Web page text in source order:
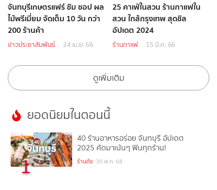
จันทบุรีเกษตรแฟร์ ชิม ชอป ผล
ไม้พรีเมี่ยม จัดเต็ม 10 วัน กว่า
200 ร้านค้า
ข่าวประชาสัมพันธ์ 24 เม.ย. 66
25 คาเฟ่ในสวน ร้านกาแฟใน
สวน ใกล้กรุงเทพ สุดชิล
อัปเดต 2024
ร้านกาแฟ 15 มี.ค. 66
ดูเพิ่มเติม
ยอดนิยมในตอนนี้
1
40 ร้านอาหารอร่อย จันทบุรี อัปเดต
2025 คัดมาเน้นๆ ฟินทุกร้าน!
ร้านดัง 30 พ.ค. 68